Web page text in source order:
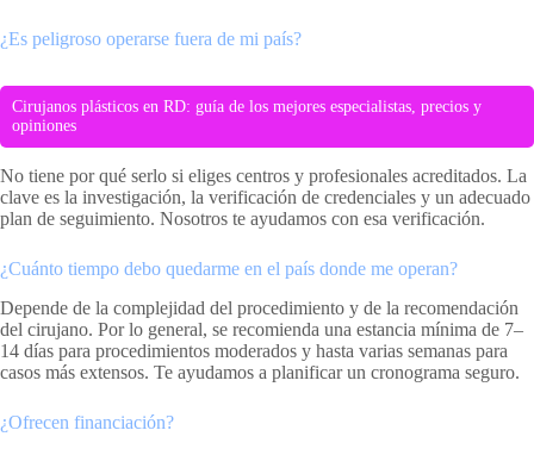
¿Es peligroso operarse fuera de mi país?
Cirujanos plásticos en RD: guía de los mejores especialistas, precios y
opiniones
No tiene por qué serlo si eliges centros y profesionales acreditados. La
clave es la investigación, la verificación de credenciales y un adecuado
plan de seguimiento. Nosotros te ayudamos con esa verificación.
¿Cuánto tiempo debo quedarme en el país donde me operan?
Depende de la complejidad del procedimiento y de la recomendación
del cirujano. Por lo general, se recomienda una estancia mínima de 7–
14 días para procedimientos moderados y hasta varias semanas para
casos más extensos. Te ayudamos a planificar un cronograma seguro.
¿Ofrecen financiación?